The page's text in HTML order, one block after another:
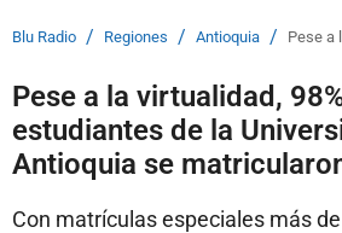
Blu Radio / Regiones / Antioquia / Pese a
Pese a la virtualidad,
estudiantes de la
Antioquia se
Con matrículas especiales más